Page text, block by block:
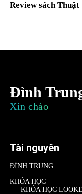
Review sách
Đình
Xin chào
Tài nguyên
ĐÌNH TRUNG
KHÓA HỌC
KHÓA HỌC